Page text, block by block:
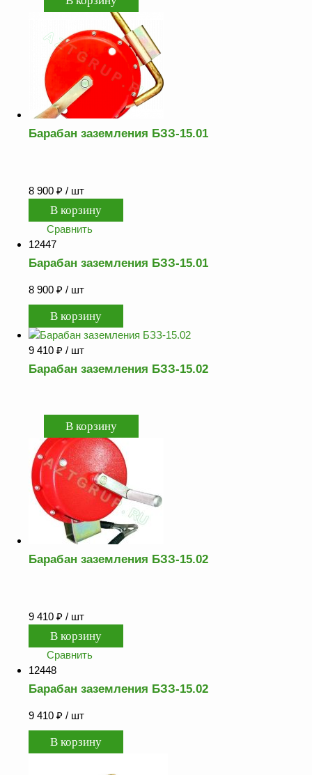
сделать
Оплата
Доставка
самовывоз
Барабан заземления БЗЗ-15.01
8 900 ₽ / шт
Сравнить
12447
Барабан заземления БЗЗ-15.01
8 900 ₽ / шт
9 410 ₽ / шт
Барабан заземления БЗЗ-15.02
Барабан заземления БЗЗ-15.02
9 410 ₽ / шт
Сравнить
12448
Барабан заземления БЗЗ-15.02
9 410 ₽ / шт